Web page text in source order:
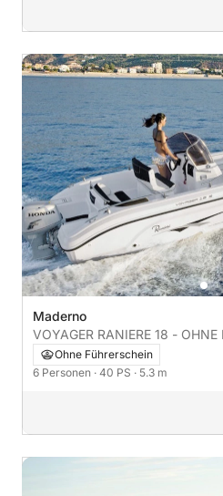
Maderno
VOYAGER RANIERE 18 - OHNE
Ohne Führerschein
6 Personen · 40 PS · 5.3 m